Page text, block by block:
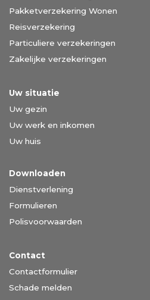
Pakketverzekering Wonen
Reisverzekering
Particuliere verzekeringen
Zakelijke verzekeringen
Uw situatie
Uw gezin
Uw werk en inkomen
Uw huis
Downloaden
Dienstverlening
Formulieren
Polisvoorwaarden
Contact
Contactformulier
Schade melden